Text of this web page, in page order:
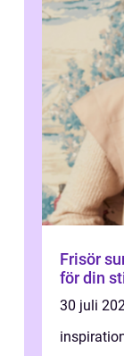
Frisör sundsvall så
för din
30 juli